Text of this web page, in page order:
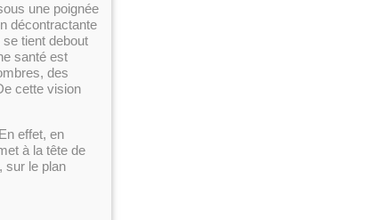
une poignée
décontractante
tient debout
santé est
des
cette vision
effet, en
à la tête de
sur le plan